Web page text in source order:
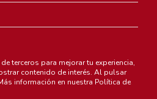
terceros para mejorar tu experiencia,
contenido de interés. Al pulsar
información en nuestra Política de